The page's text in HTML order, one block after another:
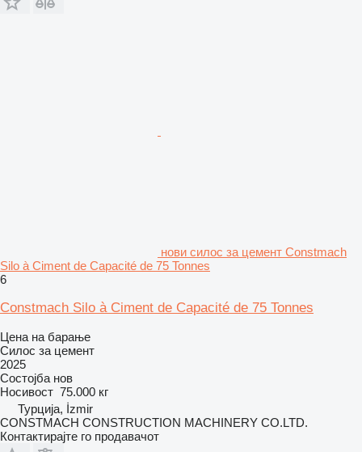
нови силос за цемент Constmach
Silo à Ciment de Capacité de 75 Tonnes
6
Constmach Silo à Ciment de Capacité de 75 Tonnes
Цена на барање
Силос за цемент
2025
Состојба нов
Носивост 75.000 кг
Турција, İzmir
CONSTMACH CONSTRUCTION MACHINERY CO.LTD.
Контактирајте го продавачот